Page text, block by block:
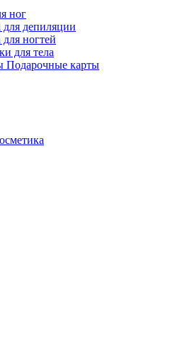
ног
для депиляции
для ногтей
для тела
Подарочные карты